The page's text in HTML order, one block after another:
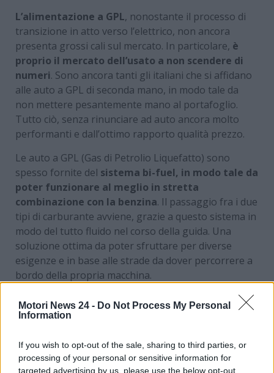
Motori News 24 - Do Not Process My Personal
Information
If you wish to opt-out of the sale, sharing to third parties, or
processing of your personal or sensitive information for
targeted advertising by us, please use the below opt-out
L’alimentazione a GPL, nonostante il processo di
transizione in atto verso l’elettrico, non ancora
presenta grossi cali sul mercato. In particolare, è
proprio il mercato dell’usato a non scendere di
numeri. Sono ancora tanti gli italiani che si affidano
alle auto a GPL di seconda mano, in modo tale da
non mettere pesantemente mano al portafoglio.
Tutto ciò, senza rinunciare ad auto ancora molto
performanti e dall’ottimo rapporto qualità prezzo.
Le auto a GPL (Gas di Petrolio Liquefatto) sono
spesso fornite del sistema bi-fuel, in modo tale da
poter funzionare al meglio in stretta
combinazione con la benzina. Il passaggio fra i due
tipi di carburante avviene, grazie a questo sistema in
modo del tutto fluido nel corso della guida. Una
soluzione ottima da poter sfruttare per diverse
esigenze e in base alle strade da dover percorrere a
bordo della propria macchina.
In questo articolo vogliamo parlare proprio dei
modelli bi-fuel, a benzina e GPL.
Quali sono le auto
mercato dell’usato nel nostro Paese?Ecco tutti i
dettagli a riguardo.